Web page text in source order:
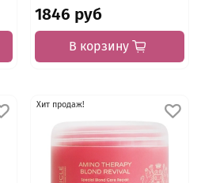
1846 руб
В корзину
Хит продаж!